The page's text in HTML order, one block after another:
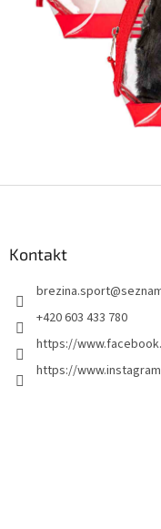
Kontakt
brezina.sport@
+420 603 433 780
https://
https://